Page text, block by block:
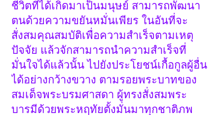
ชีวิตที่ได้เกิดมาเป็นมนุษย์ สามารถพัฒนา
ตนด้วยความขยันหมั่นเพียร ในอันที่จะ
สั่งสมคุณสมบัติเพื่อความสำเร็จตามเหตุ
ปัจจัย แล้วจักสามารถนำความสำเร็จที่
มั่นใจได้แล้วนั้น ไปยังประโยชน์เกื้อกูลผู้อื่น
ได้อย่างกว้างขวาง ตามรอยพระบาทของ
สมเด็จพระบรมศาสดา ผู้ทรงสั่งสมพระ
บารมีด้วยพระหฤทัยตั้งมั่นมาทุกชาติภพ